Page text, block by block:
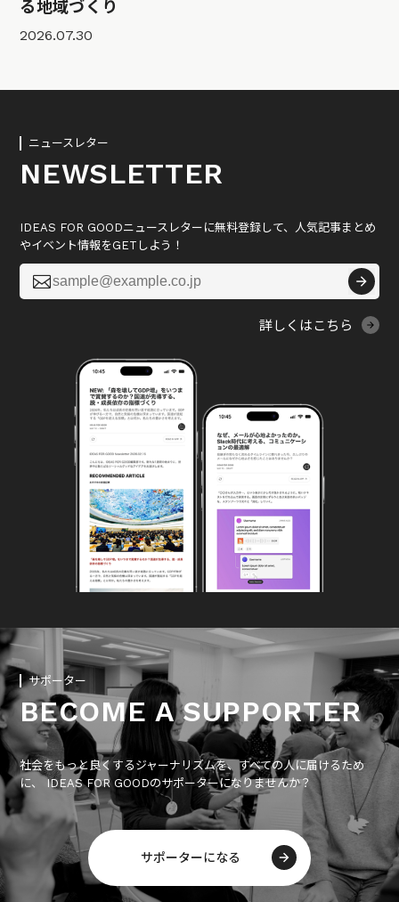
る地域づくり
2026.07.30
ニュースレター
NEWSLETTER
IDEAS FOR GOODニュースレターに無料登録して、人気記事まとめ
やイベント情報をGETしよう！

詳しくはこちら
サポーター
BECOME A SUPPORTER
社会をもっと良くするジャーナリズムを、すべての人に届けるため
に、 IDEAS FOR GOODのサポーターになりませんか？
サポーターになる